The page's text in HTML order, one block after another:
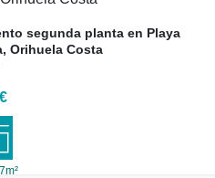
segunda planta en Playa
Orihuela Costa